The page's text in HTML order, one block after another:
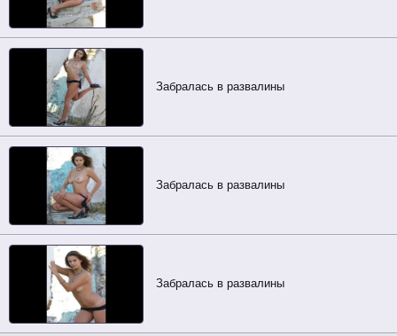
Забралась в развалины
Забралась в развалины
Забралась в развалины